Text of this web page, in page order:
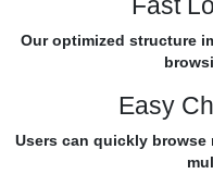
Fast
Our optimized structure
Easy
Users can quickly